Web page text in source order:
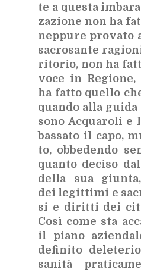
te a que­sta
za­zio­ne non ha
nep­pu­re pro­va­to
sa­cro­san­te
ri­to­rio, non ha
voce in
ha fat­to quel­lo
quan­do alla
sono Ac­qua­ro­li e
bas­sa­to il capo,
to, ob­be­den­do
quan­to de­ci­so
del­la sua
dei le­git­ti­mi e
si e di­rit­ti dei
Così come sta
il pia­no
de­fi­ni­to
sa­ni­tà